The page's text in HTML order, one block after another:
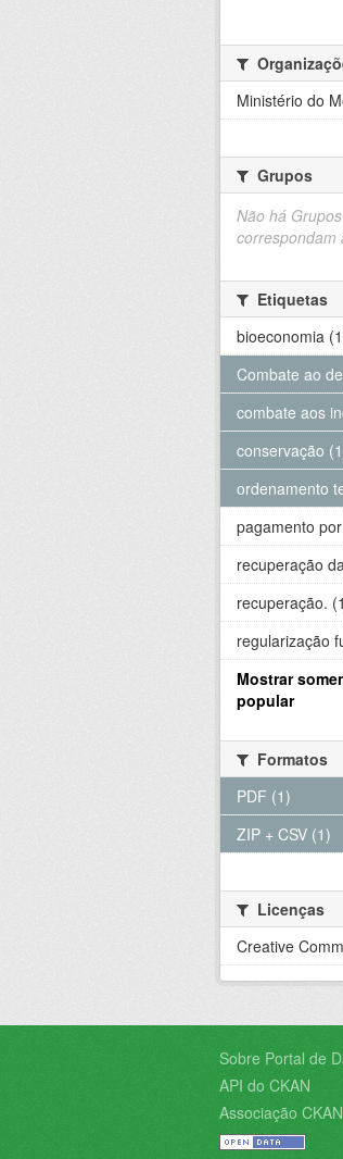
Ministério do
Grupos
Não há
correspondam
Etiquetas
bioeconomia
Combate ao
combate aos
conservação
ordenamento
pagamento
recuperação
recuperação.
regularização
Mostrar
popular
Formatos
PDF (1)
ZIP + CSV (1)
Licenças
Creative
Sobre Portal de
API do CKAN
Associação CKAN